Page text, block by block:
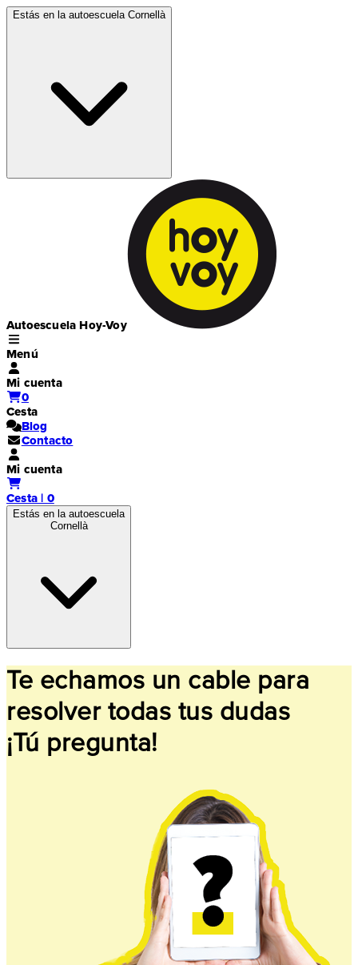
Estás en la autoescuela Cornellà
Autoescuela Hoy-Voy
Menú
Mi cuenta
0
Cesta
Blog
Contacto
Mi cuenta
Cesta | 0
Estás en la autoescuela
Cornellà
Te echamos un cable para
resolver todas tus dudas
¡Tú pregunta!